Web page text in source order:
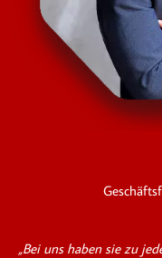
„Bei uns haben sie zu